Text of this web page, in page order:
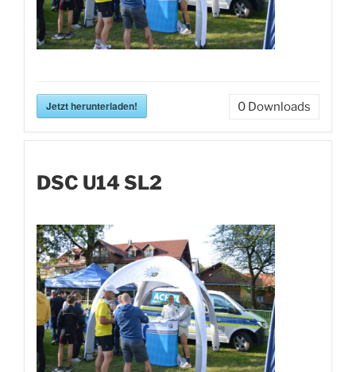
Jetzt herunterladen! 0 Downloads
DSC U14 SL2